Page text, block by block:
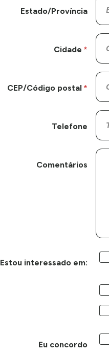
Estado/Província
Cidade
CEP/Código postal
Telefone
Comentários
Estou interessado em:
Eu concordo